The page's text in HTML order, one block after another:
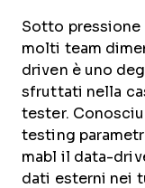
Sotto pressione
molti team
driven è uno
sfruttati nella
tester.
testing
mabl il data-
dati esterni nei